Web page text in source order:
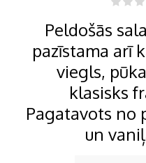
Peldošās
pazīstama arī
viegls,
klasisks
Pagatavots no
un